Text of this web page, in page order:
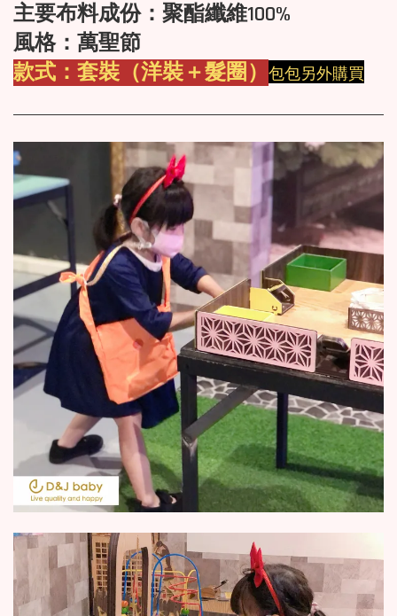
主要布料成份：聚酯纖維100%
風格：萬聖節
款式：套裝（洋裝＋髮圈） 包包另外購買